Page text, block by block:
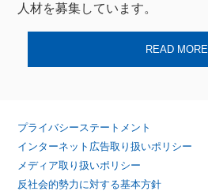
人材を募集しています。
READ MORE
プライバシーステートメント
インターネット広告取り扱いポリシー
メディア取り扱いポリシー
反社会的勢力に対する基本方針